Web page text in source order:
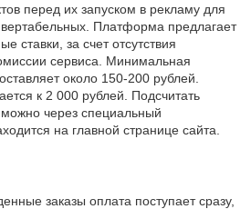
перед их запуском в рекламу для
Платформа предлагает
ставки, за счет отсутствия
сервиса. Минимальная
около 150-200 рублей.
к 2 000 рублей. Подсчитать
через специальный
на главной странице сайта.
заказы оплата поступает сразу,